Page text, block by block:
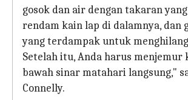
gosok dan air dengan takaran
rendam kain lap di dalamnya, dan
yang terdampak untuk
Setelah itu, Anda harus menjemur
bawah sinar matahari langsung,"
Connelly.